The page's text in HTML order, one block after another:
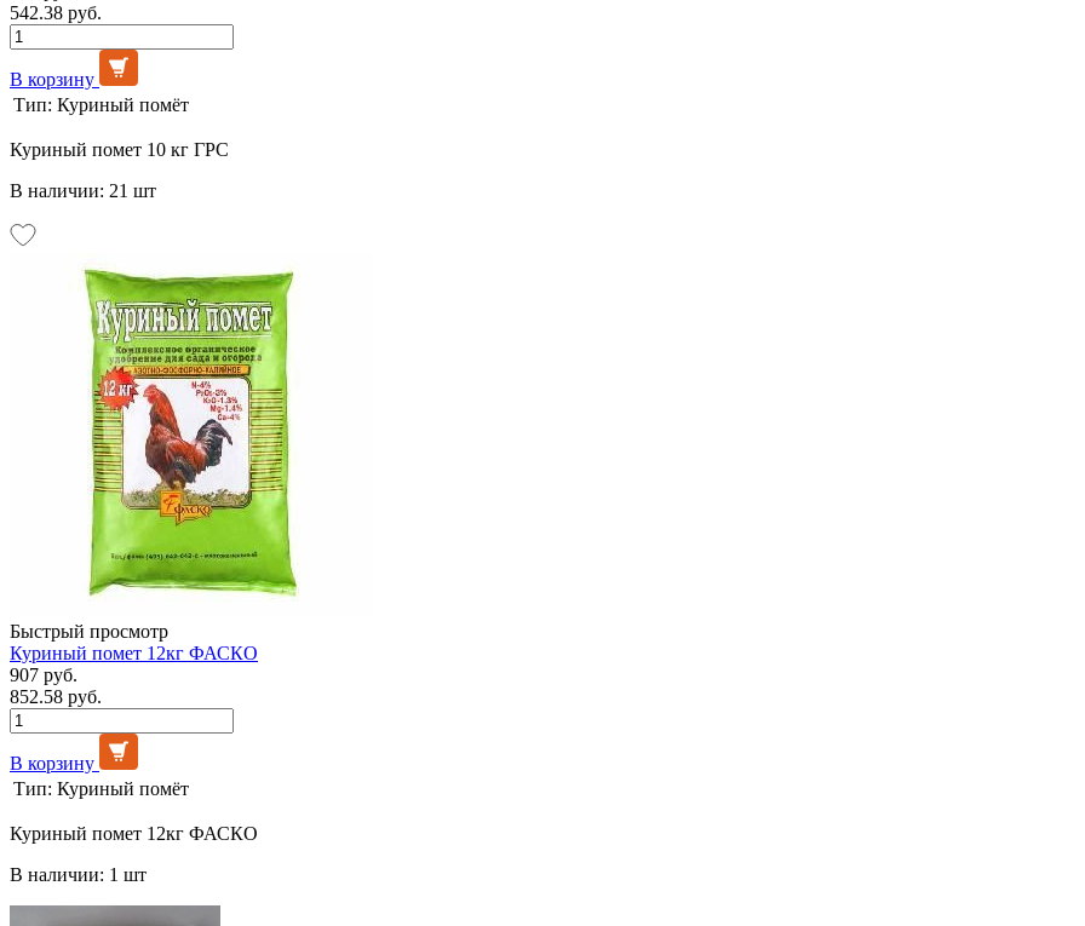
542.38 руб.
В корзину
Тип: Куриный помёт
Куриный помет 10 кг ГРС
В наличии: 21 шт
Быстрый просмотр
Куриный помет 12кг ФАСКО
907 руб.
852.58 руб.
В корзину
Тип: Куриный помёт
Куриный помет 12кг ФАСКО
В наличии: 1 шт